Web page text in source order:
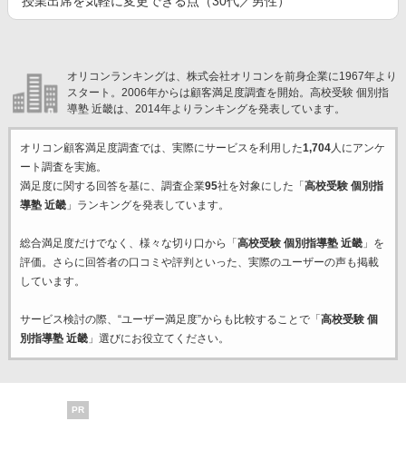
オリコンランキングは、株式会社オリコンを前身企業に1967年より
スタート。2006年からは顧客満足度調査を開始。高校受験 個別指
導塾 近畿は、2014年よりランキングを発表しています。
オリコン顧客満足度調査では、実際にサービスを利用した1,704人にアンケ
ート調査を実施。
満足度に関する回答を基に、調査企業95社を対象にした「 高校受験 個別指
導塾 近畿」ランキングを発表しています。
総合満足度だけでなく、様々な切り口から「 高校受験 個別指導塾 近畿」を
評価。さらに回答者の口コミや評判といった、実際のユーザーの声も掲載
しています。
サービス検討の際、“ユーザー満足度”からも比較することで「 高校受験 個
別指導塾 近畿」選びにお役立てください。
PR